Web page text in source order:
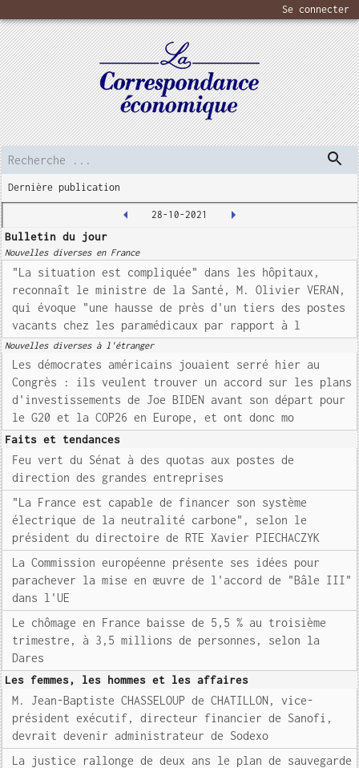
Se connecter
Dernière publication
28-10-2021
Bulletin du jour
Nouvelles diverses en France
"La situation est compliquée" dans les hôpitaux,
reconnaît le ministre de la Santé, M. Olivier VERAN,
qui évoque "une hausse de près d'un tiers des postes
vacants chez les paramédicaux par rapport à l
Nouvelles diverses à l'étranger
Les démocrates américains jouaient serré hier au
Congrès : ils veulent trouver un accord sur les plans
d'investissements de Joe BIDEN avant son départ pour
le G20 et la COP26 en Europe, et ont donc mo
Faits et tendances
Feu vert du Sénat à des quotas aux postes de
direction des grandes entreprises
"La France est capable de financer son système
électrique de la neutralité carbone", selon le
président du directoire de RTE Xavier PIECHACZYK
La Commission européenne présente ses idées pour
parachever la mise en œuvre de l'accord de "Bâle III"
dans l'UE
Le chômage en France baisse de 5,5 % au troisième
trimestre, à 3,5 millions de personnes, selon la
Dares
Les femmes, les hommes et les affaires
M. Jean-Baptiste CHASSELOUP de CHATILLON, vice-
président exécutif, directeur financier de Sanofi,
devrait devenir administrateur de Sodexo
La justice rallonge de deux ans le plan de sauvegarde